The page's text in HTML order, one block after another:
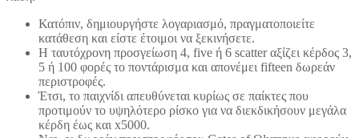
Κατόπιν, δημιουργήστε λογαριασμό, πραγματοποιείτε
κατάθεση και είστε έτοιμοι να ξεκινήσετε.
Η ταυτόχρονη προσγείωση 4, five ή 6 scatter αξίζει κέρδος 3,
5 ή 100 φορές το ποντάρισμα και απονέμει fifteen δωρεάν
περιστροφές.
Έτσι, το παιχνίδι απευθύνεται κυρίως σε παίκτες που
προτιμούν το υψηλότερο ρίσκο για να διεκδικήσουν μεγάλα
κέρδη έως και x5000.